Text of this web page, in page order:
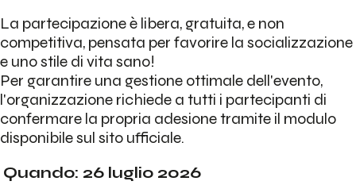
La partecipazione è libera, gratuita, e non
competitiva, pensata per favorire la socializzazione
e uno stile di vita sano!
Per garantire una gestione ottimale dell'evento,
l'organizzazione richiede a tutti i partecipanti di
confermare la propria adesione tramite il modulo
disponibile sul sito ufficiale.
Quando: 26 luglio 2026